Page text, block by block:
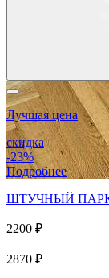
Лучшая цена
скидка
-23%
Подробнее
ШТУЧНЫЙ
2200 ₽
2870 ₽